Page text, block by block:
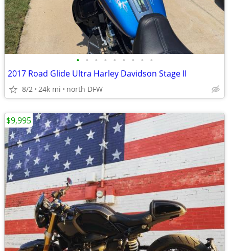
• • • • • • • • •
2017 Road Glide Ultra Harley Davidson Stage II
8/2 24k mi north DFW
$9,995